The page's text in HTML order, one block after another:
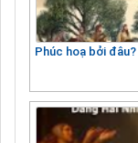
Phúc hoạ bởi đâu?